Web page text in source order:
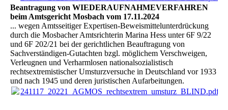
Beantragung von WIEDERAUFNAHMEVERFAHREN
beim Amtsgericht Mosbach vom 17.11.2024
... wegen Amtsseitiger Expertisen-Beweismittelunterdrückung
durch die Mosbacher Amtsrichterin Marina Hess unter 6F 9/22
und 6F 202/21 bei der gerichtlichen Beauftragung von
Sachverständigen-Gutachten bzgl. möglichem Verschweigen,
Verleugnen und Verharmlosen nationalsozialistisch
rechtsextremistischer Umsturzversuche in Deutschland vor 1933
und nach 1945 und deren juristischen Aufarbeitungen.
241117_20221_AGMOS_rechtsextrem_umsturz_BLIND.pdf